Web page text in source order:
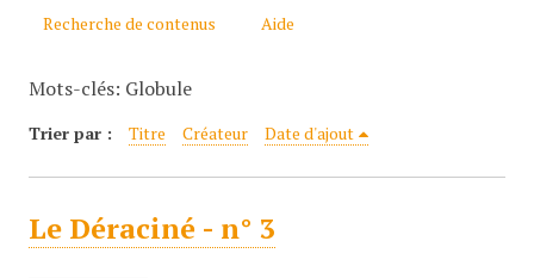
Recherche de contenus
Aide
Mots-clés: Globule
Trier par : Titre Créateur Date d'ajout
Le Déraciné - n° 3